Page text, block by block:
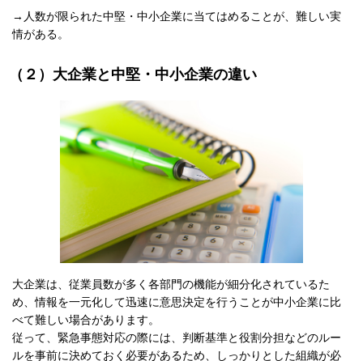
→人数が限られた中堅・中小企業に当てはめることが、難しい実
情がある。
（２）大企業と中堅・中小企業の違い
大企業は、従業員数が多く各部門の機能が細分化されているた
め、情報を一元化して迅速に意思決定を行うことが中小企業に比
べて難しい場合があります。
従って、緊急事態対応の際には、判断基準と役割分担などのルー
ルを事前に決めておく必要があるため、しっかりとした組織が必